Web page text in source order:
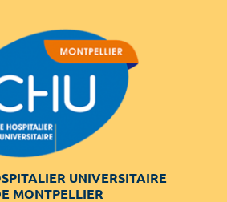
UNIVERSITAIRE
MONTPELLIER